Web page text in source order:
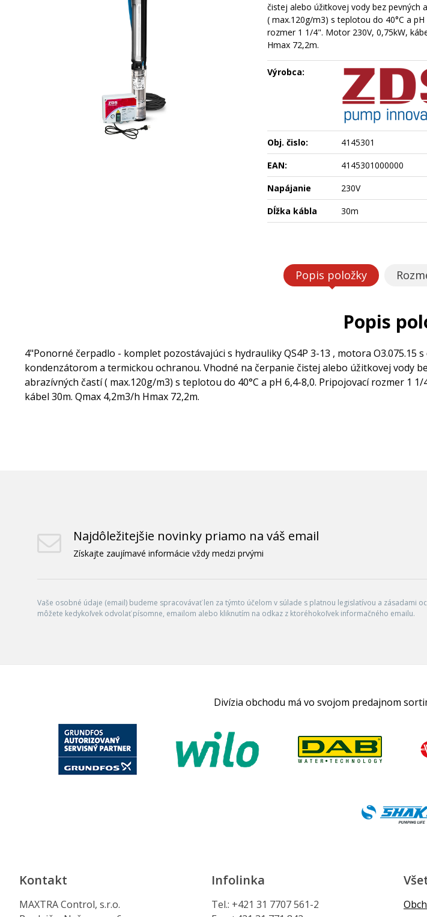
čistej alebo úžitkovej vody bez pevných
( max.120g/m3) s teplotou do 40°C a
rozmer 1 1/4". Motor 230V, 0,75kW,
Hmax 72,2m.
Výrobca:
Obj. čislo:
4145301
EAN:
4145301000000
Napájanie
230V
Dĺžka kábla
30m
Popis položky
Popis
4"Ponorné čerpadlo - komplet pozostávajúci s hydrauliky QS4P 3-13 , motora O3.075.15
kondenzátorom a termickou ochranou. Vhodné na čerpanie čistej alebo úžitkovej vody
abrazívných častí ( max.120g/m3) s teplotou do 40°C a pH 6,4-8,0. Pripojovací rozmer 1 1/
kábel 30m. Qmax 4,2m3/h Hmax 72,2m.
Najdôležitejšie novinky priamo na váš email
Získajte zaujímavé informácie vždy medzi prvými
Vaše osobné údaje (email) budeme spracovávať len za týmto účelom v súlade s platnou legislatívou a zásadami
môžete kedykoľvek odvolať písomne, emailom alebo kliknutím na odkaz z ktoréhokoľvek informačného emailu.
Divízia obchodu má vo svojom predajnom
Kontakt
MAXTRA Control, s.r.o.
Infolinka
Tel.: +421 31 7707 561-2